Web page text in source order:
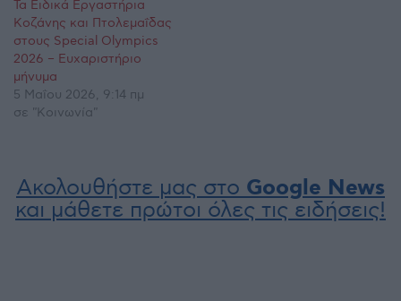
Τα Ειδικά Εργαστήρια
Κοζάνης και Πτολεμαΐδας
στους Special Olympics
2026 – Ευχαριστήριο
μήνυμα
5 Μαΐου 2026, 9:14 πμ
σε "Κοινωνία"
Ακολουθήστε μας στο Google News
και μάθετε πρώτοι όλες τις ειδήσεις!